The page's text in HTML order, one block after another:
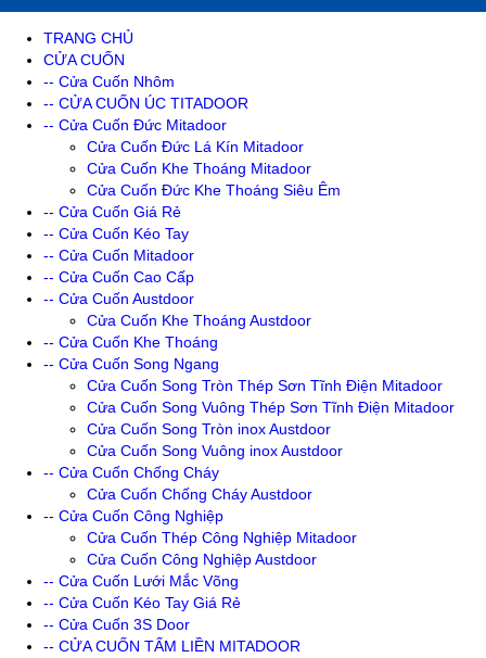
TRANG CHỦ
CỬA CUỐN
-- Cửa Cuốn Nhôm
-- CỬA CUỐN ÚC TITADOOR
-- Cửa Cuốn Đức Mitadoor
Cửa Cuốn Đức Lá Kín Mitadoor
Cửa Cuốn Khe Thoáng Mitadoor
Cửa Cuốn Đức Khe Thoáng Siêu Êm
-- Cửa Cuốn Giá Rẻ
-- Cửa Cuốn Kéo Tay
-- Cửa Cuốn Mitadoor
-- Cửa Cuốn Cao Cấp
-- Cửa Cuốn Austdoor
Cửa Cuốn Khe Thoáng Austdoor
-- Cửa Cuốn Khe Thoáng
-- Cửa Cuốn Song Ngang
Cửa Cuốn Song Tròn Thép Sơn Tĩnh Điện Mitadoor
Cửa Cuốn Song Vuông Thép Sơn Tĩnh Điện Mitadoor
Cửa Cuốn Song Tròn inox Austdoor
Cửa Cuốn Song Vuông inox Austdoor
-- Cửa Cuốn Chống Cháy
Cửa Cuốn Chống Cháy Austdoor
-- Cửa Cuốn Công Nghiệp
Cửa Cuốn Thép Công Nghiệp Mitadoor
Cửa Cuốn Công Nghiệp Austdoor
-- Cửa Cuốn Lưới Mắc Võng
-- Cửa Cuốn Kéo Tay Giá Rẻ
-- Cửa Cuốn 3S Door
-- CỬA CUỐN TẤM LIỀN MITADOOR